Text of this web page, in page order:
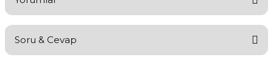
Soru & Cevap